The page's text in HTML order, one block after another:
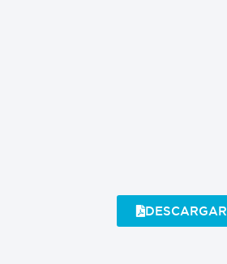
DESCARGAR